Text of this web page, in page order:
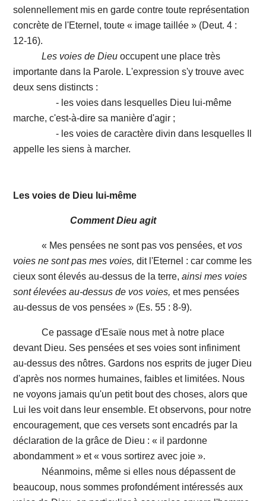
solennellement mis en garde contre toute représentation
concrète de l'Eternel, toute « image taillée » (Deut. 4 :
12-16).
Les voies de Dieu occupent une place très
importante dans la Parole. L'expression s'y trouve avec
deux sens distincts :
- les voies dans lesquelles Dieu lui-même
marche, c'est-à-dire sa manière d'agir ;
- les voies de caractère divin dans lesquelles Il
appelle les siens à marcher.
Les voies de Dieu lui-même
Comment Dieu agit
« Mes pensées ne sont pas vos pensées, et vos
voies ne sont pas mes voies, dit l'Eternel : car comme les
cieux sont élevés au-dessus de la terre,ainsi mes voies
sont élevées au-dessus de vos voies, et mes pensées
au-dessus de vos pensées » (Es. 55 : 8-9).
Ce passage d'Esaïe nous met à notre place
devant Dieu. Ses pensées et ses voies sont infiniment
au-dessus des nôtres. Gardons nos esprits de juger Dieu
d'après nos normes humaines, faibles et limitées. Nous
ne voyons jamais qu'un petit bout des choses, alors que
Lui les voit dans leur ensemble. Et observons, pour notre
encouragement, que ces versets sont encadrés par la
déclaration de la grâce de Dieu : « il pardonne
abondamment » et « vous sortirez avec joie ».
Néanmoins, même si elles nous dépassent de
beaucoup, nous sommes profondément intéressés aux